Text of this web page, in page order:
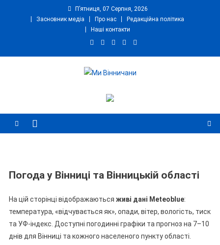
П’ятниця, 07 Серпня, 2026
Засновник медіа
Про нас
Редакційна політика
Наші контакти
Ми Вінничани
Погода у Вінниці та Вінницькій області
На цій сторінці відображаються живі дані Meteoblue:
температура, «відчувається як», опади, вітер, вологість, тиск
та УФ-індекс. Доступні погодинні графіки та прогноз на 7–10
днів для Вінниці та кожного населеного пункту області.